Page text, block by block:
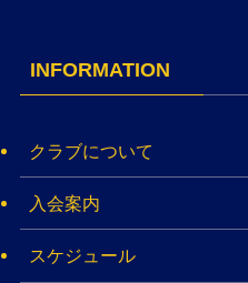
INFORMATION
クラブについて
入会案内
スケジュール